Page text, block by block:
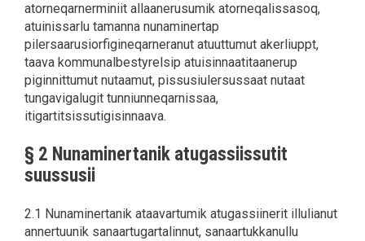
atorneqarnerminiit allaanerusumik atorneqalissasoq,
atuinissarlu tamanna nunaminertap
pilersaarusiorfigineqarneranut atuuttumut akerliuppt,
taava kommunalbestyrelsip atuisinnaatitaanerup
piginnittumut nutaamut, pissusiulersussaat nutaat
tungavigalugit tunniunneqarnissaa,
itigartitsissutigisinnaava.
§ 2 Nunaminertanik atugassiissutit
suussusii
2.1 Nunaminertanik ataavartumik atugassiinerit illulianut
annertuunik sanaartugartalinnut, sanaartukkanullu